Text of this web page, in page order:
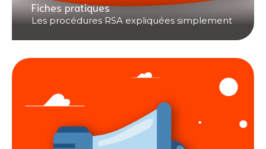
Fiches pratiques
Les procédures RSA expliquées simplement